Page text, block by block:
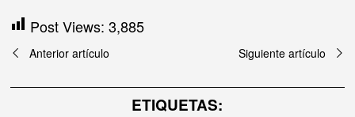
Post Views: 3,885
Navegación
de
Anterior artículo Siguiente artículo
ETIQUETAS: